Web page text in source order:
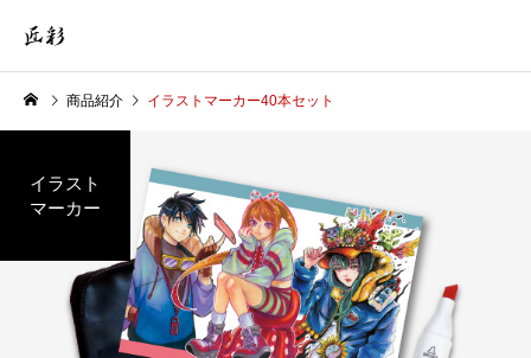
商品紹介 イラストマーカー40本セット
イラスト
マーカー